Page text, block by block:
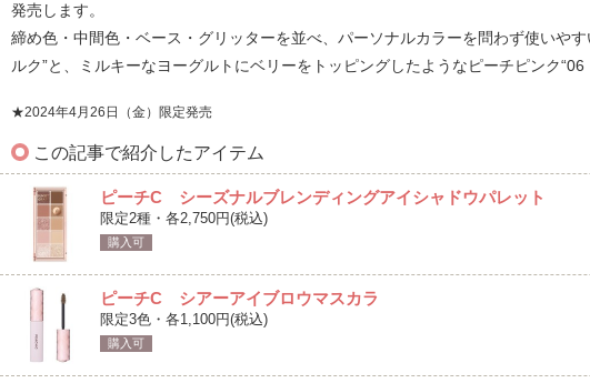
発売します。
締め色・中間色・ベース・グリッターを並べ、パーソナルカラーを問わず使いや
ルク”と、ミルキーなヨーグルトにベリーをトッピングしたようなピーチピンク
★2024年4月26日（金）限定発売
この記事で紹介したアイテム
ピーチC シーズナルブレンディングアイシャドウパレット
限定2種・各2,750円(税込)
購入可
ピーチC シアーアイブロウマスカラ
限定3色・各1,100円(税込)
購入可